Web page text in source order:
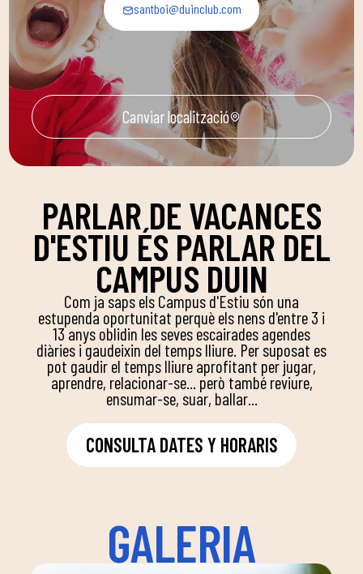
santboi@duinclub.com
Canviar localització
PARLAR DE VACANCES
D'ESTIU ÉS PARLAR DEL
CAMPUS DUIN
Com ja saps els Campus d'Estiu són una
estupenda oportunitat perquè els nens d'entre 3 i
13 anys oblidin les seves escairades agendes
diàries i gaudeixin del temps lliure. Per suposat es
pot gaudir el temps lliure aprofitant per jugar,
aprendre, relacionar-se... però també reviure,
ensumar-se, suar, ballar...
CONSULTA DATES Y HORARIS
GALERIA